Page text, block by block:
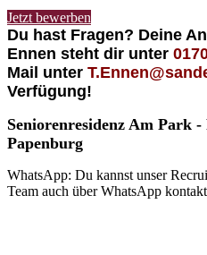
Jetzt bewerben
Du hast Fragen? Deine
Ennen steht dir unter
Mail unter
Verfügung!
Seniorenresidenz Am Park
Papenburg
WhatsApp: Du kannst unser
Team auch über WhatsApp